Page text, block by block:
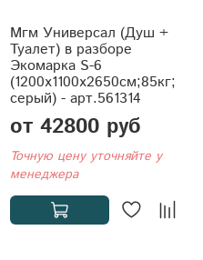
Мгм Универсал (Душ +
Туалет) в разборе
Экомарка S-6
(1200x1100x2650см;85кг;
серый) - арт.561314
от 42800 руб
Точную цену уточняйте у
менеджера